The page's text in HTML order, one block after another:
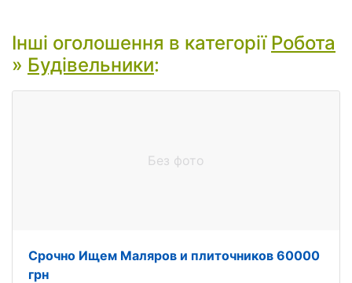
Інші оголошення в категорії Робота
» Будівельники:
Без фото
Срочно Ищем Маляров и плиточников 60000
грн